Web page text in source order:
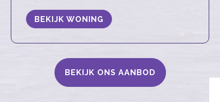
BEKIJK WONING
BEKIJK ONS AANBOD